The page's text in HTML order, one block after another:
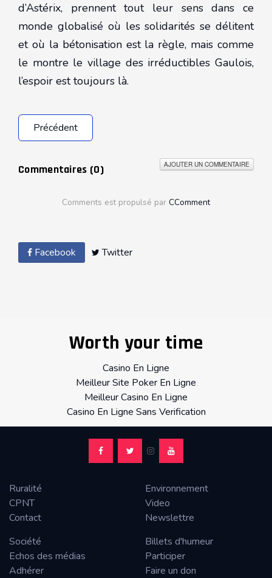
d’Astérix, prennent tout leur sens dans ce
monde globalisé où les solidarités se délitent
et où la bétonisation est la règle, mais comme
le montre le village des irréductibles Gaulois,
l’espoir est toujours là.
Précédent
Commentaires (0) AJOUTER UN COMMENTAIRE
Comments est propulsé par CComment
Facebook Twitter
Worth your time
Casino En Ligne
Meilleur Site Poker En Ligne
Meilleur Casino En Ligne
Casino En Ligne Sans Verification
Ruralité
CPNT
Contact
Environnement
Video
Newslettre
Société
Echos des médias
Adhérer
Billets d'humeur
Participer
Faire un don